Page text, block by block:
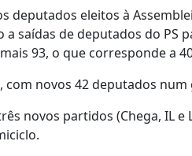
deputados eleitos à
saídas de deputados do PS
93, o que corresponde a
com novos 42 deputados
novos partidos (Chega, IL